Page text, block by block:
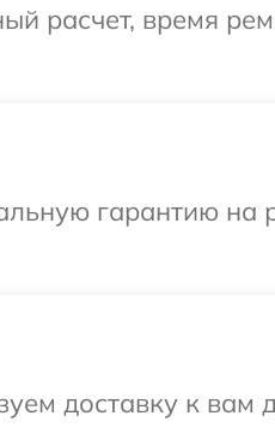
расчет, время
гарантию на
доставку к вам